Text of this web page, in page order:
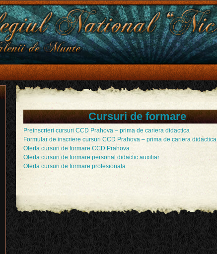
Cursuri de formare
Preinscrieri cursuri CCD Prahova – prima de cariera didactica
Formular de inscriere cursuri CCD Prahova – prima de cariera didactica
Oferta cursuri de formare CCD Prahova
Oferta cursuri de formare personal didactic auxiliar
Oferta cursuri de formare profesionala